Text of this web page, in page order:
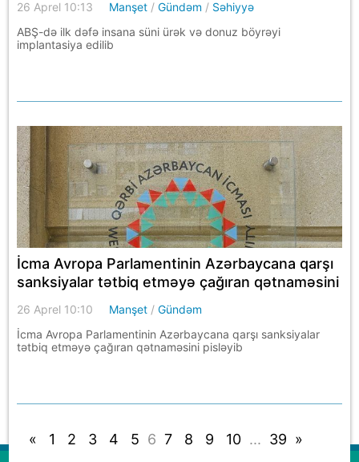
26 Aprel 10:13 Manşet /Gündəm / Səhiyyə
ABŞ-də ilk dəfə insana süni ürək və donuz böyrəyi
implantasiya edilib
İcma Avropa Parlamentinin Azərbaycana qarşı
sanksiyalar tətbiq etməyə çağıran qətnaməsini
26 Aprel 10:10 Manşet /Gündəm
İcma Avropa Parlamentinin Azərbaycana qarşı sanksiyalar
tətbiq etməyə çağıran qətnaməsini pisləyib
« 1 2 3 4 5 6 7 8 9 10 ... 39 »